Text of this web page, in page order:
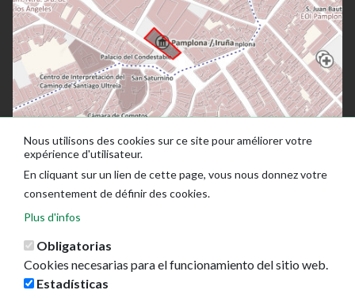
Nous utilisons des cookies sur ce site pour améliorer votre
expérience d'utilisateur.
En cliquant sur un lien de cette page, vous nous donnez votre
consentement de définir des cookies.
Plus d'infos
Obligatorias
Cookies necesarias para el funcionamiento del sitio web.
Estadísticas